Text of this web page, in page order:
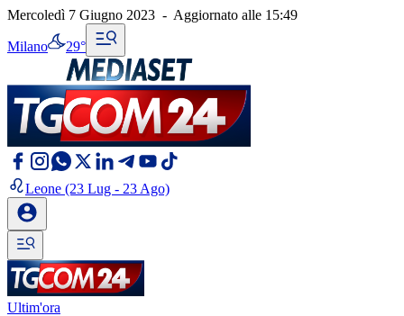
Mercoledì 7 Giugno 2023 - Aggiornato alle 15:49
Milano 29°
Leone (23 Lug - 23 Ago)
Ultim'ora